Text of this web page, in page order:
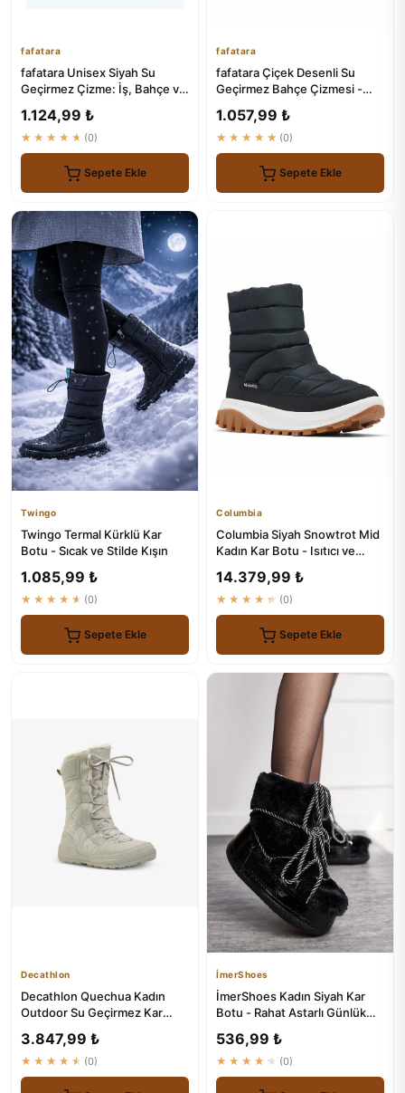
fafatara
fafatara Unisex Siyah Su
Geçirmez Çizme: İş, Bahçe ve
1.124,99 ₺
★★★★★ (0)
Sepete Ekle
fafatara
fafatara Çiçek Desenli Su
Geçirmez Bahçe Çizmesi -
1.057,99 ₺
★★★★★ (0)
Sepete Ekle
Twingo
Twingo Termal Kürklü Kar
Botu - Sıcak ve Stilde Kışın
1.085,99 ₺
★★★★★ (0)
Sepete Ekle
Columbia
Columbia Siyah Snowtrot Mid
Kadın Kar Botu - Isıtıcı ve
14.379,99 ₺
★★★★★ (0)
Sepete Ekle
Decathlon
Decathlon Quechua Kadın
Outdoor Su Geçirmez Kar
3.847,99 ₺
★★★★★ (0)
İmerShoes
İmerShoes Kadın Siyah Kar
Botu - Rahat Astarlı Günlük
536,99 ₺
★★★★★ (0)